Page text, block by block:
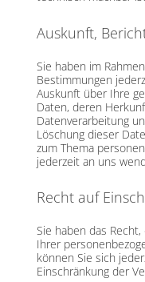
Auskunft,
Sie haben im
Bestimmungen
Auskunft über Ihre
Daten, deren
Datenverarbeitung
Löschung dieser
zum Thema
jederzeit an uns
Recht auf
Sie haben das
Ihrer
können Sie sich
Einschränkung der